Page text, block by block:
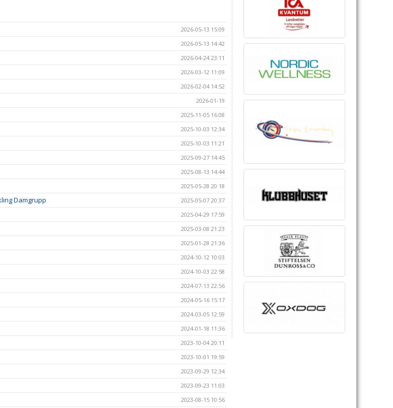
2026-05-13 15:09
2026-05-13 14:42
2026-04-24 23:11
2026-03-12 11:09
2026-02-04 14:52
2026-01-19
2025-11-05 16:08
2025-10-03 12:34
2025-10-03 11:21
2025-09-27 14:45
2025-08-13 14:44
2025-05-28 20:18
Damgrupp 2025-05-07 20:37
2025-04-29 17:59
2025-03-08 21:23
2025-01-28 21:36
2024-10-12 10:03
2024-10-03 22:58
2024-07-13 22:56
2024-05-16 15:17
2024-03-05 12:59
2024-01-18 11:36
2023-10-04 20:11
2023-10-01 19:59
2023-09-29 12:34
2023-09-23 11:03
2023-08-15 10:56